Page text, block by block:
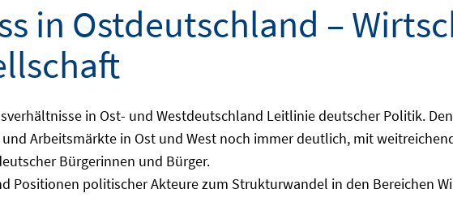
in Ostdeutschland –
in Ost- und Westdeutschland Leitlinie deutscher Politik.
Arbeitsmärkte in Ost und West noch immer deutlich, mit
Bürgerinnen und Bürger.
Positionen politischer Akteure zum Strukturwandel in den Bereichen